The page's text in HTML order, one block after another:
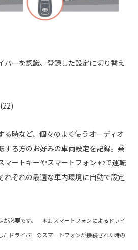
バーを認識、登録した設定に切り替え
る時など、個々のよく使うオーディオ
する方のお好みの車両設定を記録。乗
マートキーやスマートフォン＊2で運転
れぞれの最適な車内環境に自動で設定
が必要です。 ＊2. スマートフォンによるドライ
ドライバーのスマートフォンが接続された時の